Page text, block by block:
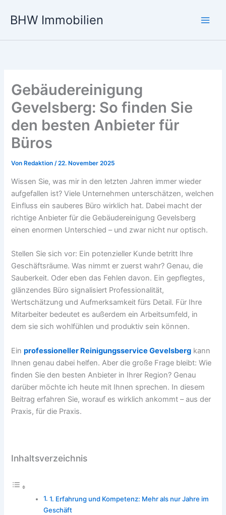
InhaltBHW Immobilien
Gebäudereinigung
Gevelsberg: So finden Sie
den besten Anbieter für
Büros
Von Redaktion/22. November 2025
Wissen Sie, was mir in den letzten Jahren immer wieder
aufgefallen ist? Viele Unternehmen unterschätzen, welchen
Einfluss ein sauberes Büro wirklich hat. Dabei macht der
richtige Anbieter für die Gebäudereinigung Gevelsberg
einen enormen Unterschied – und zwar nicht nur optisch.
Stellen Sie sich vor: Ein potenzieller Kunde betritt Ihre
Geschäftsräume. Was nimmt er zuerst wahr? Genau, die
Sauberkeit. Oder eben das Fehlen davon. Ein gepflegtes,
glänzendes Büro signalisiert Professionalität,
Wertschätzung und Aufmerksamkeit fürs Detail. Für Ihre
Mitarbeiter bedeutet es außerdem ein Arbeitsumfeld, in
dem sie sich wohlfühlen und produktiv sein können.
Einprofessioneller Reinigungsservice Gevelsberg kann
Ihnen genau dabei helfen. Aber die große Frage bleibt: Wie
finden Sie den besten Anbieter in Ihrer Region? Genau
darüber möchte ich heute mit Ihnen sprechen. In diesem
Beitrag erfahren Sie, worauf es wirklich ankommt – aus der
Praxis, für die Praxis.
Inhaltsverzeichnis
1. Erfahrung und Kompetenz: Mehr als nur Jahre im
Geschäft